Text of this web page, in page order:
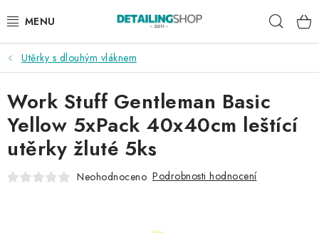
na
AKCE
NOVINKY
EXTERIÉR
INTERIÉR
Utěrky s dlouhým vláknem
Work Stuff Gentleman Basic
Yellow 5xPack 40x40cm leštící
utěrky žluté 5ks
Neohodnoceno Podrobnosti hodnocení